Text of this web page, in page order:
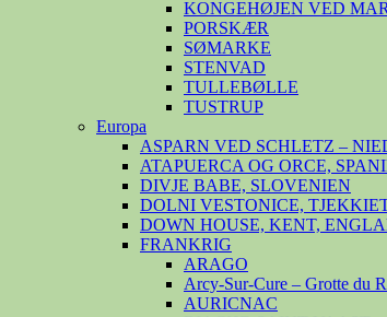
KONGEHØJEN VED
PORSKÆR
SØMARKE
STENVAD
TULLEBØLLE
TUSTRUP
Europa
ASPARN VED SCHLETZ –
ATAPUERCA OG ORCE,
DIVJE BABE, SLOVENIEN
DOLNI VESTONICE,
DOWN HOUSE, KENT,
FRANKRIG
ARAGO
Arcy-Sur-Cure – Grotte du
AURICNAC